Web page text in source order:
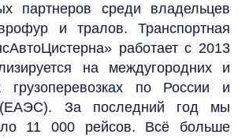
партнеров среди владельцев
и тралов. Транспортная
работает с 2013
на междугородних и
грузоперевозках по России и
За последний год мы
11 000 рейсов. Всё больше